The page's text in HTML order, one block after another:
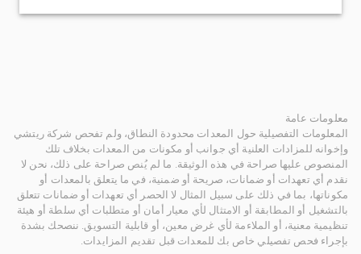
معلومات عامة
المعلومات التفصيلية حول المعدات محدودة النطاق، ولم تفحص شركة ريتشي
وإخوانه للمزادات العلنية أي جوانب أو مكونات من المعدات بخلاف تلك
المنصوص عليها صراحة في هذه الوثيقة. ما لم يُنص صراحة على ذلك، نحن لا
نقدم أي تعهدات أو ضمانات، صريحة أو ضمنية، في ما يتعلق بالمعدات أو
مكوناتها، بما في ذلك على سبيل المثال لا الحصر أي تعهدات أو ضمانات تتعلق
بالتشغيل أو المطابقة أو الامتثال لأي معيار أمان أو متطلبات أي سلطة أو هيئة
تنظيمية معنية، أو الملاءمة لأي غرض معين، أو قابلية التسويق. ننصحك بشدة
بإجراء فحص تفصيلي خاص بك للمعدات قبل تقديم المزايدات.